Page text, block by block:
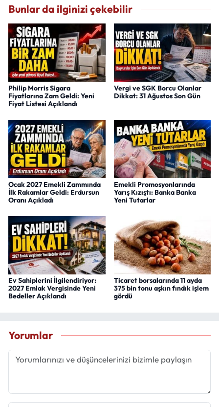
Bunlar da ilginizi çekebilir
Philip Morris Sigara
Fiyatlarına Zam Geldi: Yeni
Fiyat Listesi Açıklandı
Vergi ve SGK Borcu Olanlar
Dikkat: 31 Ağustos Son Gün
Ocak 2027 Emekli Zammında
İlk Rakamlar Geldi: Erdursun
Oranı Açıkladı
Emekli Promosyonlarında
Yarış Kızıştı: Banka Banka
Yeni Tutarlar
Ev Sahiplerini İlgilendiriyor:
2027 Emlak Vergisinde Yeni
Bedeller Açıklandı
Ticaret borsalarında 11 ayda
375 bin tonu aşkın fındık işlem
gördü
Yorumlar